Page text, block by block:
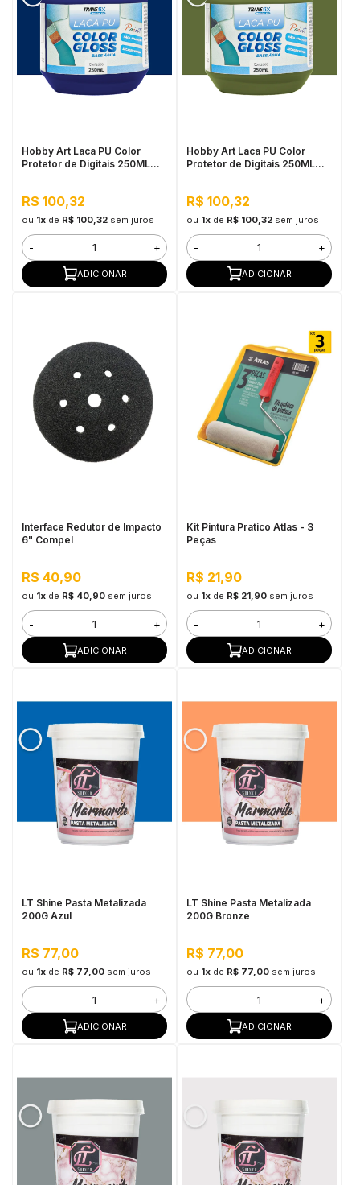
Hobby Art Laca PU Color
Protetor de Digitais 250ML
R$ 100,32
ou 1xde R$ 100,32 sem juros
- +
ADICIONAR
Hobby Art Laca PU Color
Protetor de Digitais 250ML
R$ 100,32
ou 1xde R$ 100,32 sem juros
- +
ADICIONAR
Interface Redutor de Impacto
6" Compel
R$ 40,90
ou 1xde R$ 40,90 sem juros
- +
ADICIONAR
Kit Pintura Pratico Atlas - 3
Peças
R$ 21,90
ou 1xde R$ 21,90 sem juros
- +
ADICIONAR
LT Shine Pasta Metalizada
200G Azul
R$ 77,00
ou 1xde R$ 77,00 sem juros
- +
ADICIONAR
LT Shine Pasta Metalizada
200G Bronze
R$ 77,00
ou 1xde R$ 77,00 sem juros
- +
ADICIONAR